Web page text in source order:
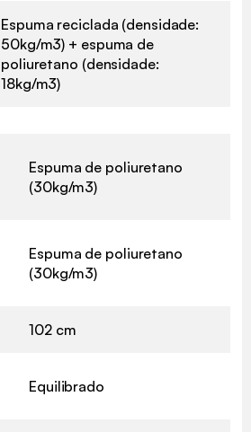
Espuma reciclada (densidade:
50kg/m3) + espuma de
poliuretano (densidade:
18kg/m3)
Espuma de poliuretano
(30kg/m3)
Espuma de poliuretano
(30kg/m3)
102 cm
Equilibrado